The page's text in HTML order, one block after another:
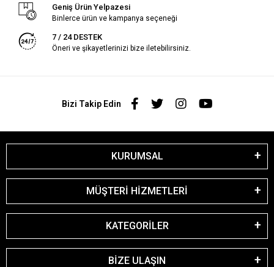
Geniş Ürün Yelpazesi
Binlerce ürün ve kampanya seçeneği
7 / 24 DESTEK
Öneri ve şikayetlerinizi bize iletebilirsiniz.
Bizi Takip Edin
KURUMSAL
MÜŞTERİ HİZMETLERİ
KATEGORİLER
BİZE ULAŞIN